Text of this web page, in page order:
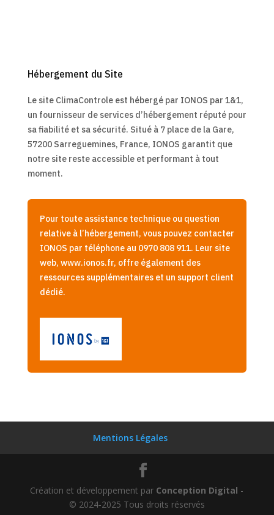
Hébergement du Site
Le site ClimaControle est hébergé par IONOS par 1&1,
un fournisseur de services d’hébergement réputé pour
sa fiabilité et sa sécurité. Situé à 7 place de la Gare,
57200 Sarreguemines, France, IONOS garantit que
notre site reste accessible et performant à tout
moment.
Pour toute assistance technique ou question
relative à l’hébergement, vous pouvez contacter
IONOS par téléphone au 0970 808 911. Leur site
web, www.ionos.fr, offre également des
ressources supplémentaires et un support client
dédié.
Mentions Légales
Création et développement par Conception Digital -
© 2024-2025 Tous droits réservés